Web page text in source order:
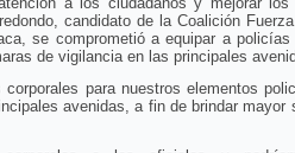
candidato de la Coalición
se comprometió a equipar a
de vigilancia en las principales
para nuestros elementos
avenidas, a fin de brindar mayor